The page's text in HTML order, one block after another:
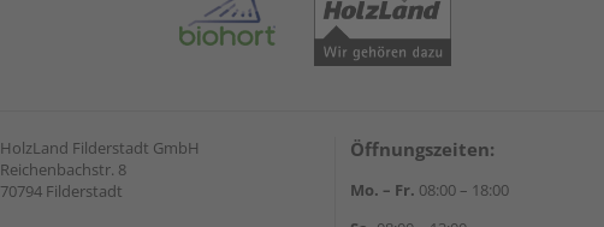
HolzLand Filderstadt GmbH
Reichenbachstr. 8
70794 Filderstadt
Öffnungszeiten:
Mo. – Fr. 08:00 – 18:00